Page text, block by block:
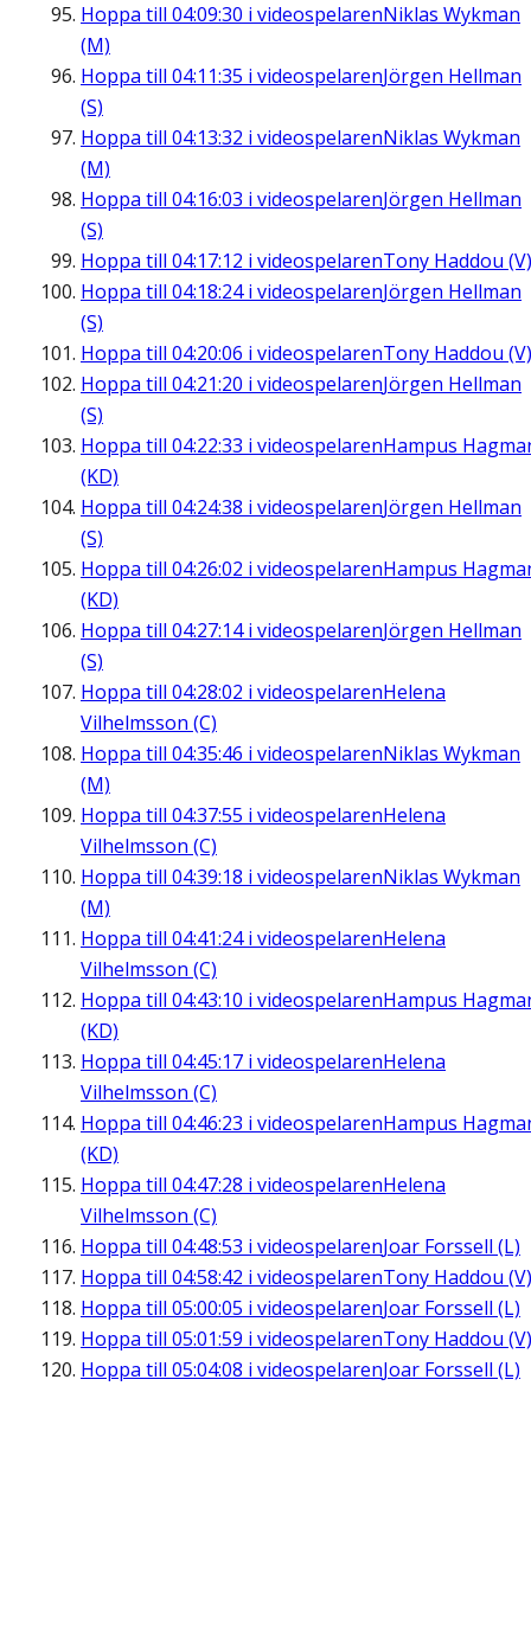
Hoppa till 04:09:30 i videospelarenNiklas Wykman
(M)
Hoppa till 04:11:35 i videospelarenJörgen Hellman
(S)
Hoppa till 04:13:32 i videospelarenNiklas Wykman
(M)
Hoppa till 04:16:03 i videospelarenJörgen Hellman
(S)
Hoppa till 04:17:12 i videospelarenTony Haddou (V)
Hoppa till 04:18:24i videospelarenJörgen Hellman
(S)
Hoppa till 04:20:06 i videospelarenTony Haddou (V)
Hoppa till 04:21:20 i videospelarenJörgen Hellman
(S)
Hoppa till 04:22:33 i videospelarenHampus
(KD)
Hoppa till 04:24:38 i videospelarenJörgen Hellman
(S)
Hoppa till 04:26:02 i videospelarenHampus
(KD)
Hoppa till 04:27:14i videospelarenJörgen Hellman
(S)
Hoppa till 04:28:02 i videospelarenHelena
Vilhelmsson (C)
Hoppa till 04:35:46 i videospelarenNiklas Wykman
(M)
Hoppa till 04:37:55 i videospelarenHelena
Vilhelmsson (C)
Hoppa till 04:39:18 i videospelarenNiklas Wykman
(M)
Hoppa till 04:41:24i videospelarenHelena
Vilhelmsson (C)
Hoppa till 04:43:10 i videospelarenHampus
(KD)
Hoppa till 04:45:17 i videospelarenHelena
Vilhelmsson (C)
Hoppa till 04:46:23 i videospelarenHampus
(KD)
Hoppa till 04:47:28 i videospelarenHelena
Vilhelmsson (C)
Hoppa till 04:48:53 i videospelarenJoar Forssell (L)
Hoppa till 04:58:42 i videospelarenTony Haddou (V)
Hoppa till 05:00:05 i videospelarenJoar Forssell (L)
Hoppa till 05:01:59 i videospelarenTony Haddou (V)
Hoppa till 05:04:08 i videospelarenJoar Forssell (L)